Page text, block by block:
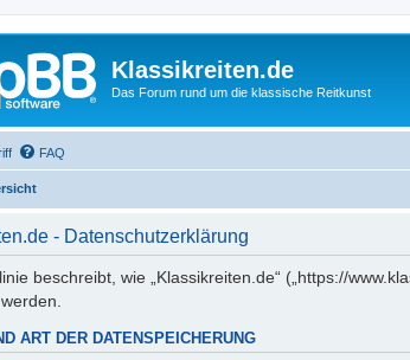
Klassikreiten.de
Das Forum rund um die klassische Reitkunst
FAQ
- Datenschutzerklärung
beschreibt, wie „Klassikreiten.de“ („https://
ART DER DATENSPEICHERUNG